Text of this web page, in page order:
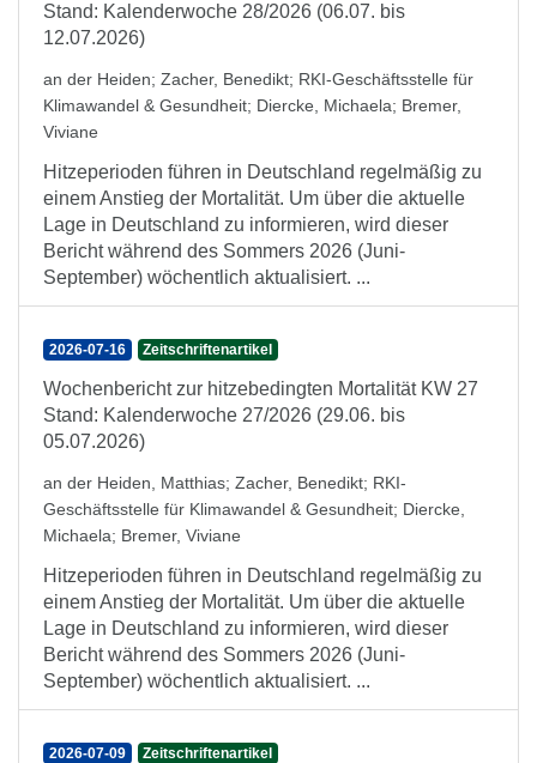
Stand: Kalenderwoche 28/2026 (06.07. bis
12.07.2026)
an der Heiden; Zacher, Benedikt; RKI-Geschäftsstelle für
Klimawandel & Gesundheit; Diercke, Michaela; Bremer,
Viviane
Hitzeperioden führen in Deutschland regelmäßig zu
einem Anstieg der Mortalität. Um über die aktuelle
Lage in Deutschland zu informieren, wird dieser
Bericht während des Sommers 2026 (Juni-
September) wöchentlich aktualisiert. ...
2026-07-16 Zeitschriftenartikel
Wochenbericht zur hitzebedingten Mortalität KW 27
Stand: Kalenderwoche 27/2026 (29.06. bis
05.07.2026)
an der Heiden, Matthias; Zacher, Benedikt; RKI-
Geschäftsstelle für Klimawandel & Gesundheit; Diercke,
Michaela; Bremer, Viviane
Hitzeperioden führen in Deutschland regelmäßig zu
einem Anstieg der Mortalität. Um über die aktuelle
Lage in Deutschland zu informieren, wird dieser
Bericht während des Sommers 2026 (Juni-
September) wöchentlich aktualisiert. ...
2026-07-09 Zeitschriftenartikel